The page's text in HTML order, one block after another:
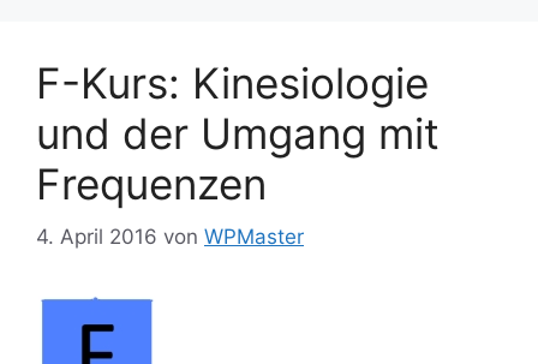
F-Kurs: Kinesiologie
und der Umgang mit
Frequenzen
4. April 2016 von WPMaster